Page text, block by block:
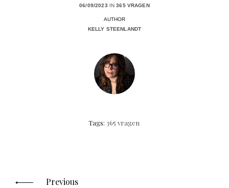
06/09/2023 IN365 VRAGEN
AUTHOR
KELLY STEENLANDT
Tags: 365 vragen
navigation
Previous